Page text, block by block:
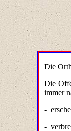
Die
Die
immer
-
-